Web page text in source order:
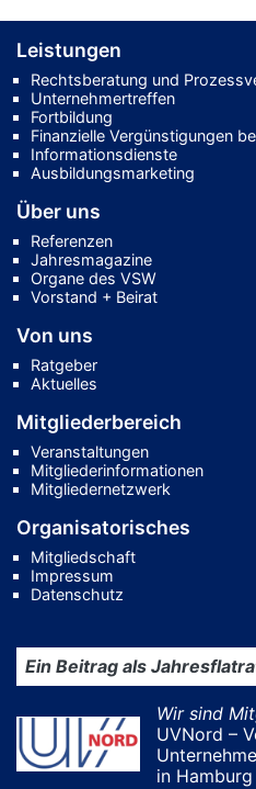
Leistungen
Rechtsberatung und
Unternehmertreffen
Fortbildung
Finanzielle Vergünstigungen
Informationsdienste
Ausbildungsmarketing
Über uns
Referenzen
Jahresmagazine
Organe des VSW
Vorstand + Beirat
Von uns
Ratgeber
Aktuelles
Mitgliederbereich
Veranstaltungen
Mitgliederinformationen
Mitgliedernetzwerk
Organisatorisches
Mitgliedschaft
Impressum
Datenschutz
Ein Beitrag als
Wir sind
UVNord –
in